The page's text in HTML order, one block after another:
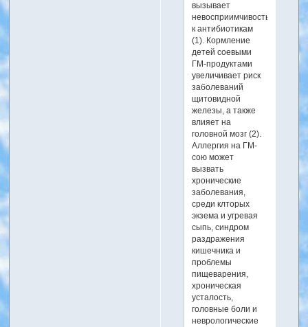
вызывает
невосприимчивость
к антибиотикам
(1). Кормление
детей соевыми
ГМ-продуктами
увеличивает риск
заболеваний
щитовидной
железы, а также
влияет на
головной мозг (2).
Аллергия на ГМ-
сою может
вызвать
хронические
заболевания,
среди клторых
экзема и угревая
сыпь, синдром
раздражения
кишечника и
проблемы
пищеварения,
хроническая
усталость,
головные боли и
неврологические